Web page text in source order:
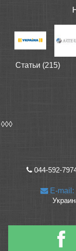
Статьи (215)
◊◊◊
044-592-
E-